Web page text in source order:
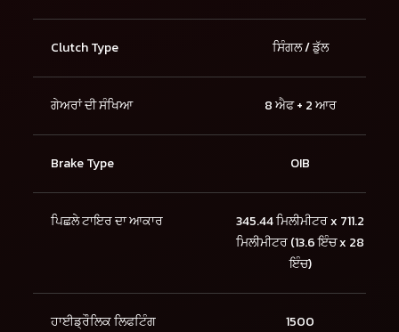
Clutch Type ਸਿੰਗਲ / ਡੁੱਲ
ਗੇਅਰਾਂ ਦੀ ਸੰਖਿਆ 8 ਐਫ + 2 ਆਰ
Brake Type OIB
ਪਿਛਲੇ ਟਾਇਰ ਦਾ ਆਕਾਰ
345.44 ਮਿਲੀਮੀਟਰ x 711.2
ਮਿਲੀਮੀਟਰ (13.6 ਇੰਚ x 28
ਇੰਚ)
ਹਾਈਡ੍ਰੌਲਿਕ ਲਿਫਟਿੰਗ
1500